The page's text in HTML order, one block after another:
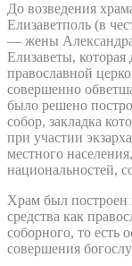
До возведения
Елизаветполь (в
— жены Александра
Елизаветы, которая
православной
совершенно
было решено
собор, закладка
при участии
местного
национальностей,
Храм был построен
средства как
соборного, то есть
совершения